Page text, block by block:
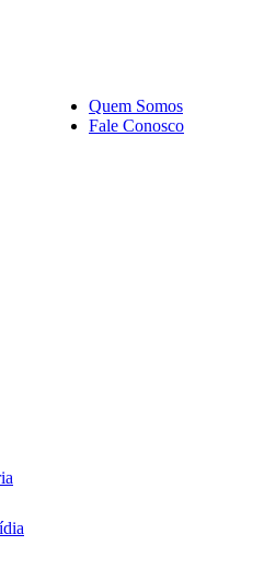
Quem Somos
Fale Conosco